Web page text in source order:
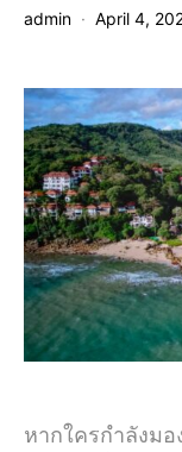
admin April 4,
หากใครกำลังม